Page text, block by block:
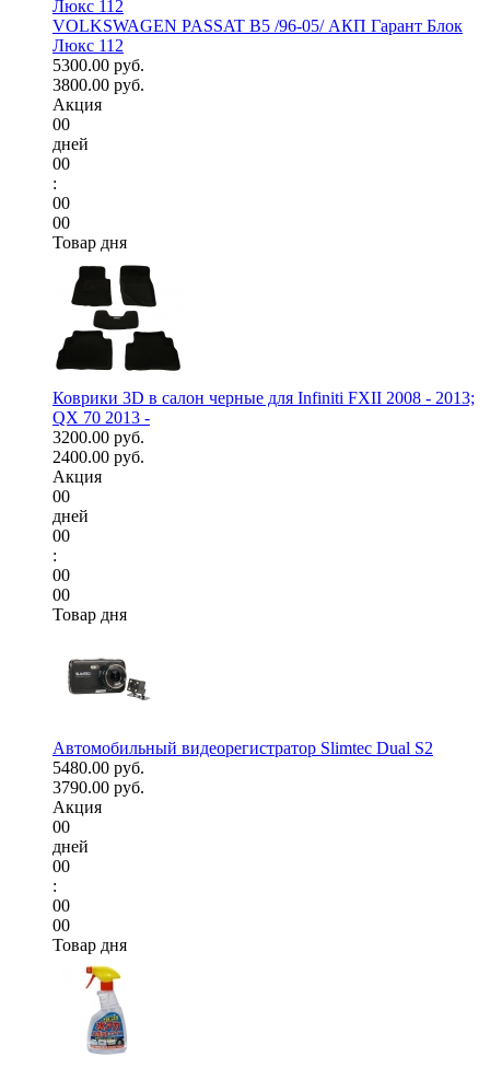
VOLKSWAGEN PASSAT B5 /96-05/ АКП Гарант Блок
Люкс 112
5300.00 руб.
3800.00 руб.
Акция
00
дней
00
:
00
00
Товар дня
Коврики 3D в салон черные для Infiniti FXII 2008 - 2013;
QX 70 2013 -
3200.00 руб.
2400.00 руб.
Акция
00
дней
00
:
00
00
Товар дня
Автомобильный видеорегистратор Slimtec Dual S2
5480.00 руб.
3790.00 руб.
Акция
00
дней
00
:
00
00
Товар дня